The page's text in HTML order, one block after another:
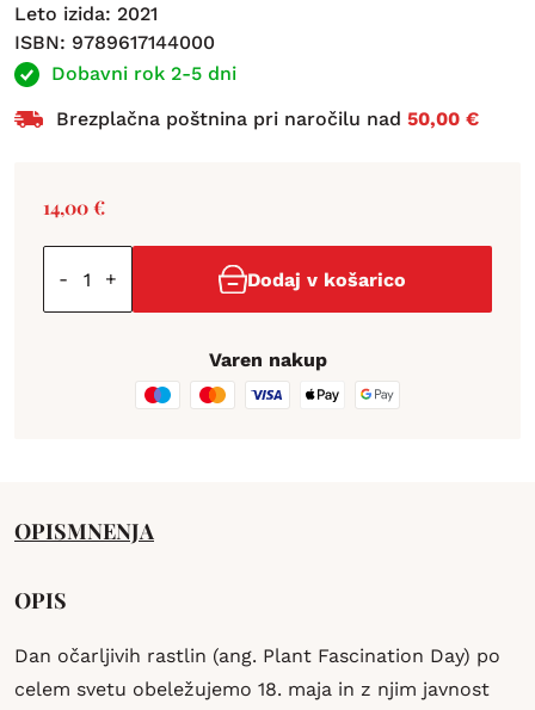
Leto izida: 2021
ISBN: 9789617144000
Dobavni rok 2-5 dni
Brezplačna poštnina pri naročilu nad 50,00 €
14,00€
- + Dodaj v košarico
Varen nakup
OPISMNENJA
OPIS
Dan očarljivih rastlin (ang. Plant Fascination Day) po
celem svetu obeležujemo 18. maja in z njim javnost